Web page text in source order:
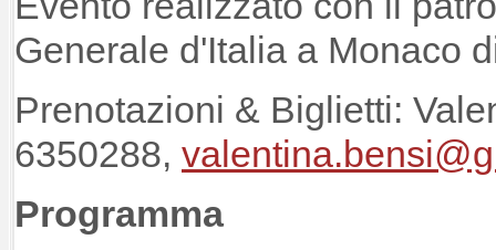
Generale d'Italia a Monaco
Prenotazioni & Biglietti:
6350288,
Programma